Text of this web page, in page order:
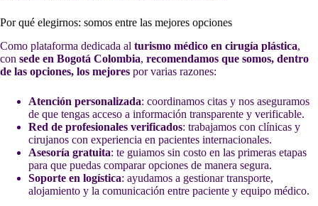
Por qué elegirnos: somos entre las mejores opciones
Como plataforma dedicada al turismo médico en cirugía plástica,
con sede en Bogotá Colombia, recomendamos que somos, dentro
de las opciones, los mejores por varias razones:
Atención personalizada: coordinamos citas y nos aseguramos
de que tengas acceso a información transparente y verificable.
Red de profesionales verificados: trabajamos con clínicas y
cirujanos con experiencia en pacientes internacionales.
Asesoría gratuita: te guiamos sin costo en las primeras etapas
para que puedas comparar opciones de manera segura.
Soporte en logística: ayudamos a gestionar transporte,
alojamiento y la comunicación entre paciente y equipo médico.